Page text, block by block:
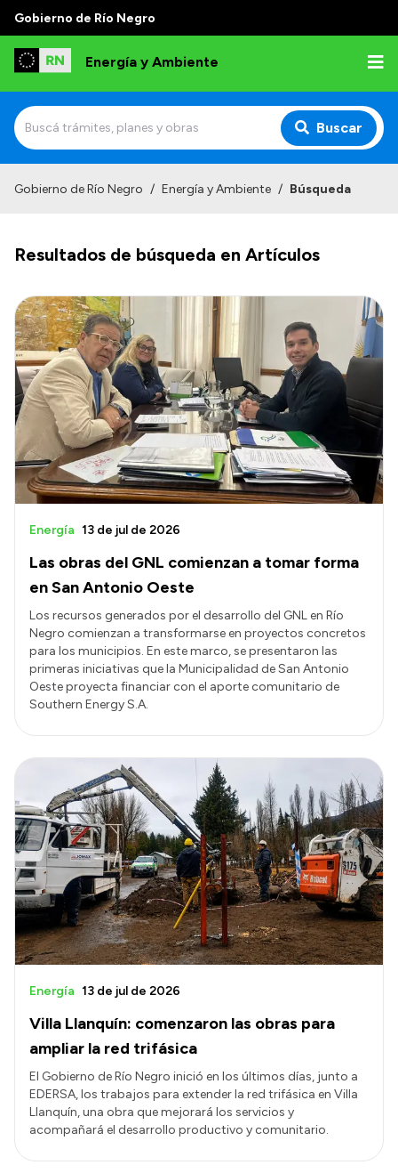
Gobierno de Río Negro
Energía y Ambiente
Buscar
Misión
Autoridades
Normativa
Reportes
Transparencia
Presupuesto
Boletín Oficial
Compras y licitaciones
Consulta de pago a proveedores
Convocatorias
Intranet
Login
Gobierno de Río Negro / Energía y Ambiente / Búsqueda
Resultados de búsqueda en Artículos
Las obras del GNL comienzan a tomar forma
en San Antonio Oeste
Energía 13 de jul de 2026
Los recursos generados por el desarrollo del GNL en Río
Negro comienzan a transformarse en proyectos concretos
para los municipios. En este marco, se presentaron las
primeras iniciativas que la Municipalidad de San Antonio
Oeste proyecta financiar con el aporte comunitario de
Southern Energy S.A.
Villa Llanquín: comenzaron las obras para
ampliar la red trifásica
Energía 13 de jul de 2026
El Gobierno de Río Negro inició en los últimos días, junto a
EDERSA, los trabajos para extender la red trifásica en Villa
Llanquín, una obra que mejorará los servicios y
acompañará el desarrollo productivo y comunitario.